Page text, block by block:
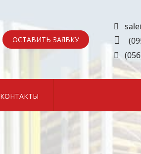
ОСТАВИТЬ ЗАЯВКУ
КОНТАКТЫ